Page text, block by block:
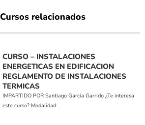
Cursos relacionados
CURSO – INSTALACIONES
ENERGETICAS EN EDIFICACION
REGLAMENTO DE INSTALACIONES
TERMICAS
IMPARTIDO POR Santiago García Garrido ¿Te interesa
este curso? Modalidad:...